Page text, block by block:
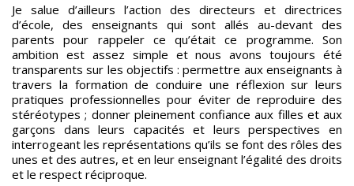
Je salue d’ailleurs l’action des directeurs et directrices
d’école, des enseignants qui sont allés au-devant des
parents pour rappeler ce qu’était ce programme. Son
ambition est assez simple et nous avons toujours été
transparents sur les objectifs : permettre aux enseignants à
travers la formation de conduire une réflexion sur leurs
pratiques professionnelles pour éviter de reproduire des
stéréotypes ; donner pleinement confiance aux filles et aux
garçons dans leurs capacités et leurs perspectives en
interrogeant les représentations qu’ils se font des rôles des
unes et des autres, et en leur enseignant l’égalité des droits
et le respect réciproque.